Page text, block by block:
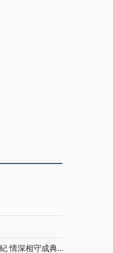
金鑽婚夫妻重披婚紗 重溫幸福誓言 陳福海祝福牽手半世紀 情深相守成典範